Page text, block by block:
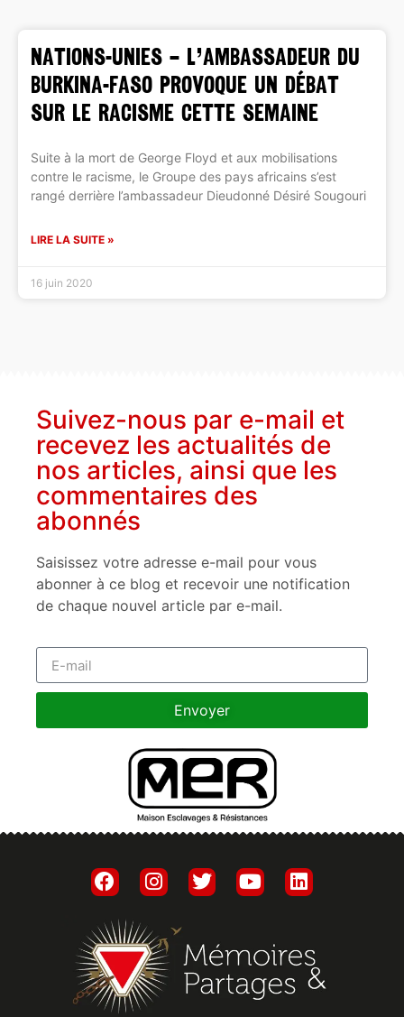
NATIONS-UNIES – L’ambassadeur du
Burkina-Faso provoque un débat
sur le racisme cette semaine
Suite à la mort de George Floyd et aux mobilisations
contre le racisme, le Groupe des pays africains s’est
rangé derrière l’ambassadeur Dieudonné Désiré Sougouri
LIRE LA SUITE »
16 juin 2020
Suivez-nous par e-mail et
recevez les actualités de
nos articles, ainsi que les
commentaires des
abonnés
Saisissez votre adresse e-mail pour vous
abonner à ce blog et recevoir une notification
de chaque nouvel article par e-mail.
Envoyer